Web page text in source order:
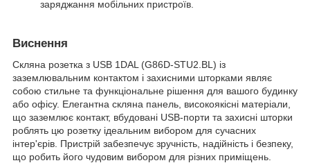
заряджання мобільних пристроїв.
Виснення
Скляна розетка з USB 1DAL (G86D-STU2.BL) із
заземлювальним контактом і захисними шторками являє
собою стильне та функціональне рішення для вашого будинку
або офісу. Елегантна скляна панель, високоякісні матеріали,
що заземлює контакт, вбудовані USB-порти та захисні шторки
роблять цю розетку ідеальним вибором для сучасних
інтер'єрів. Пристрій забезпечує зручність, надійність і безпеку,
що робить його чудовим вибором для різних приміщень.